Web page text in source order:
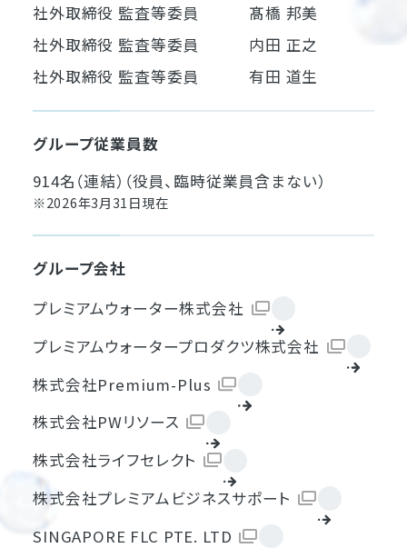
社外取締役 監査等委員
髙橋 邦美
社外取締役 監査等委員
内田 正之
社外取締役 監査等委員
有田 道生
グループ従業員数
914名（連結）（役員、臨時従業員含まない）
※2026年3月31日現在
グループ会社
プレミアムウォーター株式会社
プレミアムウォータープロダクツ株式会社
株式会社Premium-Plus
株式会社PWリソース
株式会社ライフセレクト
株式会社プレミアムビジネスサポート
SINGAPORE FLC PTE. LTD